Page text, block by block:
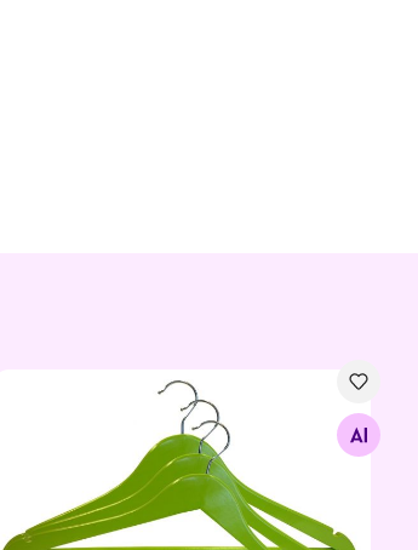
Puidust riidepuude komplekt 3tk